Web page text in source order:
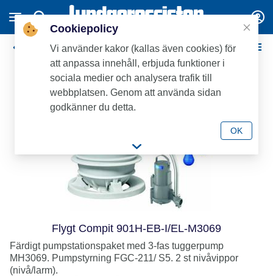
Flygt villapumpstation
Flygt Compit 901H-EB-I/EL-M3069
Färdigt pumpstationspaket med 3-fas tuggerpump
MH3069. Pumpstyrning FGC-211/ S5. 2 st nivåvippor
(nivå/larm).
Cookiepolicy
Vi använder kakor (kallas även cookies) för
att anpassa innehåll, erbjuda funktioner i
sociala medier och analysera trafik till
webbplatsen. Genom att använda sidan
godkänner du detta.
OK